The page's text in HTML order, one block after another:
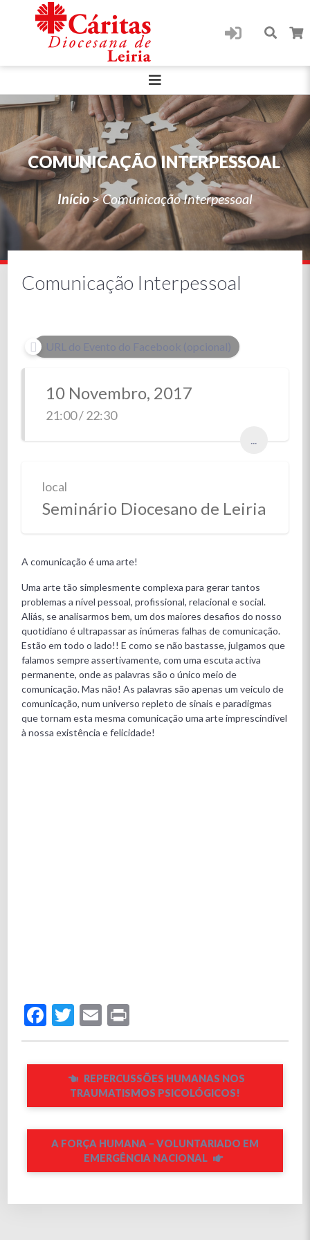
COMUNICAÇÃO INTERPESSOAL
Início>Comunicação Interpessoal
Comunicação Interpessoal
URL do Evento do Facebook (opcional)
10 Novembro, 2017
21:00 / 22:30
...
local
Seminário Diocesano de Leiria
A comunicação é uma arte!
Uma arte tão simplesmente complexa para gerar tantos
problemas a nível pessoal, profissional, relacional e social.
Aliás, se analisarmos bem, um dos maiores desafios do nosso
quotidiano é ultrapassar as inúmeras falhas de comunicação.
Estão em todo o lado!! E como se não bastasse, julgamos que
falamos sempre assertivamente, com uma escuta activa
permanente, onde as palavras são o único meio de
comunicação. Mas não! As palavras são apenas um veiculo de
comunicação, num universo repleto de sinais e paradigmas
que tornam esta mesma comunicação uma arte imprescindível
à nossa existência e felicidade!
Facebook
Twitter
Email
REPERCUSSÕES HUMANAS NOS
TRAUMATISMOS PSICOLÓGICOS!
A FORÇA HUMANA – VOLUNTARIADO EM
EMERGÊNCIA NACIONAL